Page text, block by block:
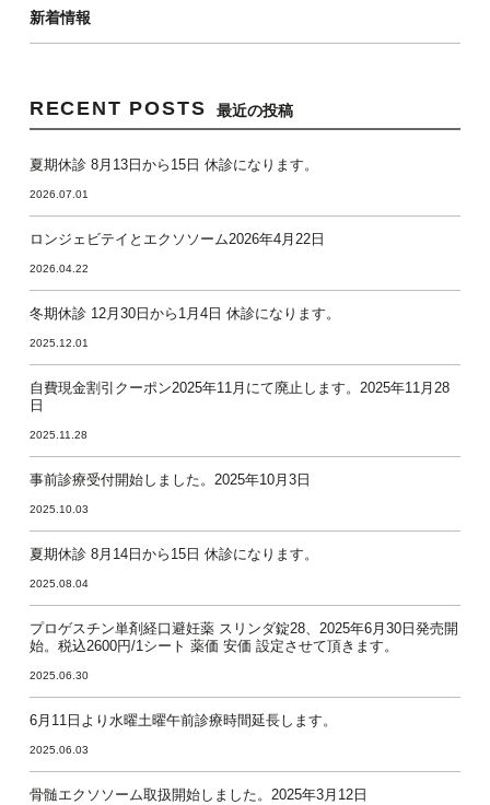
新着情報
RECENT POSTS 最近の投稿
夏期休診 8月13日から15日 休診になります。
2026.07.01
ロンジェビテイとエクソソーム2026年4月22日
2026.04.22
冬期休診 12月30日から1月4日 休診になります。
2025.12.01
自費現金割引クーポン2025年11月にて廃止します。2025年11月28
日
2025.11.28
事前診療受付開始しました。2025年10月3日
2025.10.03
夏期休診 8月14日から15日 休診になります。
2025.08.04
プロゲスチン単剤経口避妊薬 スリンダ錠28、2025年6月30日発売開
始。税込2600円/1シート 薬価 安価 設定させて頂きます。
2025.06.30
6月11日より水曜土曜午前診療時間延長します。
2025.06.03
骨髄エクソソーム取扱開始しました。2025年3月12日